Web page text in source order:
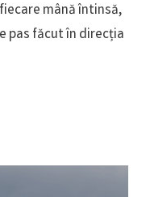
mână întinsă,
pas făcut în direcția